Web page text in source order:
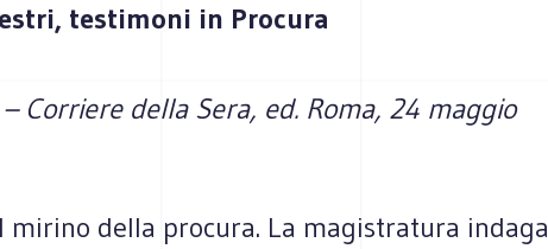
testimoni in Procura
Corriere della Sera, ed. Roma, 24 maggio
mirino della procura. La magistratura indaga